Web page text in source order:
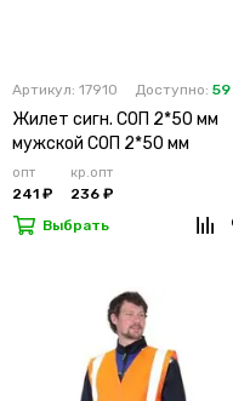
Артикул: 17910 Доступно:
Жилет сигн. СОП 2*50 мм
мужской СОП 2*50 мм
опт
241 ₽
кр.опт
236 ₽
Выбрать